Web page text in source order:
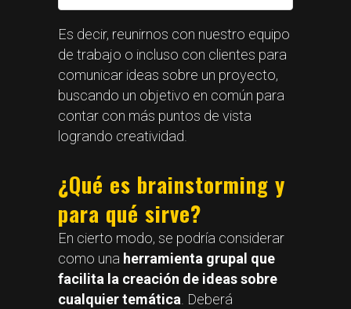
Es decir, reunirnos con nuestro equipo
de trabajo o incluso con clientes para
comunicar ideas sobre un proyecto,
buscando un objetivo en común para
contar con más puntos de vista
logrando creatividad.
¿Qué es brainstorming y
para qué sirve?
En cierto modo, se podría considerar
como una herramienta grupal que
facilita la creación de ideas sobre
cualquier temática. Deberá